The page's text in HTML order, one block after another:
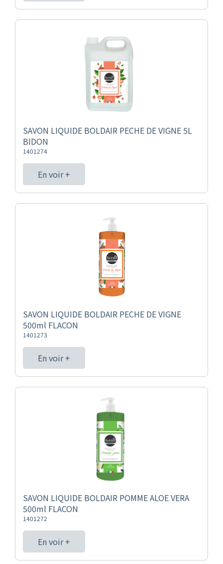
SAVON LIQUIDE BOLDAIR PECHE DE VIGNE 5L
BIDON
1401274
En voir +
SAVON LIQUIDE BOLDAIR PECHE DE VIGNE
500ml FLACON
1401273
En voir +
SAVON LIQUIDE BOLDAIR POMME ALOE VERA
500ml FLACON
1401272
En voir +